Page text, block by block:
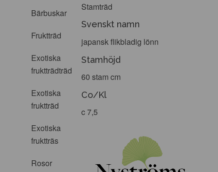
Bärbuskar
Fruktträd
Exotiska
fruktträdträd
Exotiska
fruktträd
Exotiska
fruktträs
Rosor
Stamträd
Svenskt namn
japansk flikbladig lönn
Stamhöjd
60 stam cm
Co/Kl
c 7,5